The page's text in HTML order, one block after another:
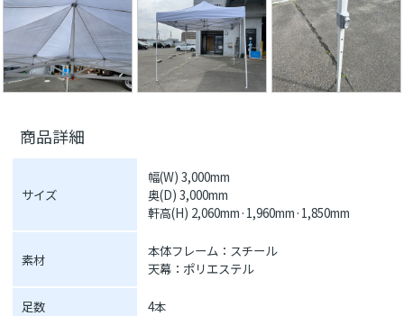
商品詳細
サイズ
幅(W) 3,000mm
奥(D) 3,000mm
軒高(H) 2,060mm·1,960mm·1,850mm
素材
本体フレーム：スチール
天幕：ポリエステル
足数 4本